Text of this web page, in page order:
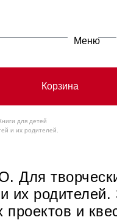
Меню
Корзина
для детей
и их родителей.
Для
их родителей.
проектов и